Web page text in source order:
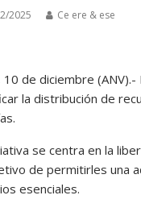
2025 Ce ere & ese
10 de diciembre
la distribución de
se centra en la
de permitirles una
esenciales.